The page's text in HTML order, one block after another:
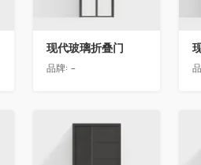
现代玻璃折叠门
品牌: -
收藏